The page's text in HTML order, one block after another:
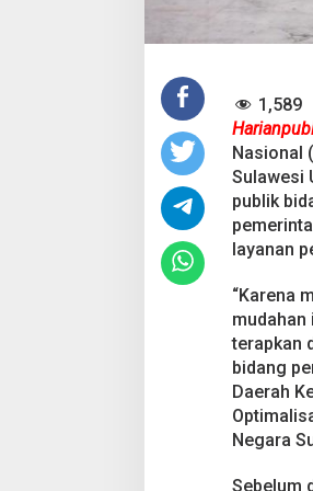
a
n
e
r
t
a
n
h
n
N
a
i
o
n
a
1,589
Nasional
Sulawesi
publik
layanan
“Karena
mudahan
terapkan
bidang
Daerah
Negara
Sebelum